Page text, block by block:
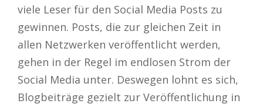
viele Leser für den Social Media Posts zu
gewinnen. Posts, die zur gleichen Zeit in
allen Netzwerken veröffentlicht werden,
gehen in der Regel im endlosen Strom der
Social Media unter. Deswegen lohnt es sich,
Blogbeiträge gezielt zur Veröffentlichung in